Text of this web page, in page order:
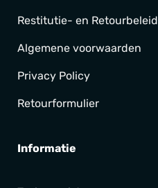
Restitutie- en Retourbeleid
Algemene voorwaarden
Privacy Policy
Retourformulier
Informatie